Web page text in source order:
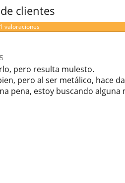
clientes
valoraciones
pero resulta mulesto.
pero al ser metálico, hace
pena, estoy buscando